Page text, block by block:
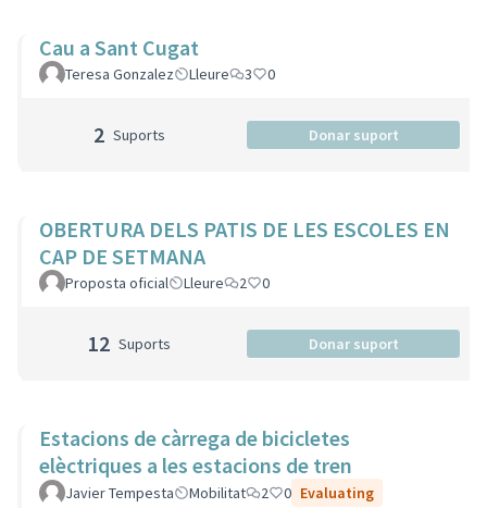
Cau a Sant Cugat
Teresa Gonzalez Lleure 3 0
2 Suports Donar suport
OBERTURA DELS PATIS DE LES ESCOLES EN
CAP DE SETMANA
Proposta oficial Lleure 2 0
12 Suports Donar suport
Estacions de càrrega de bicicletes
elèctriques a les estacions de tren
Javier Tempesta Mobilitat 2 0 Evaluating